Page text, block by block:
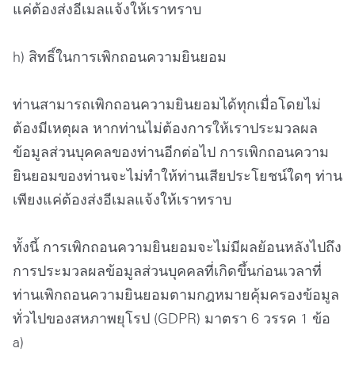
แค่ต้องส่งอีเมลแจ้งให้เราทราบ
h) สิทธิ์ในการเพิกถอนความยินยอม
ท่านสามารถเพิกถอนความยินยอมได้ทุกเมื่อโดยไม่
ต้องมีเหตุผล หากท่านไม่ต้องการให้เราประมวลผล
ข้อมูลส่วนบุคคลของท่านอีกต่อไป การเพิกถอนความ
ยินยอมของท่านจะไม่ทำให้ท่านเสียประโยชน์ใดๆ ท่าน
เพียงแค่ต้องส่งอีเมลแจ้งให้เราทราบ
ทั้งนี้ การเพิกถอนความยินยอมจะไม่มีผลย้อนหลังไปถึง
การประมวลผลข้อมูลส่วนบุคคลที่เกิดขึ้นก่อนเวลาที่
ท่านเพิกถอนความยินยอมตามกฎหมายคุ้มครองข้อมูล
ทั่วไปของสหภาพยุโรป (GDPR) มาตรา 6 วรรค 1 ข้อ
a)